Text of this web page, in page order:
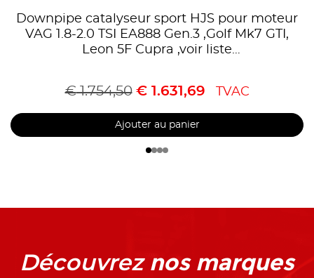
Downpipe catalyseur sport HJS pour moteur
VAG 1.8-2.0 TSI EA888 Gen.3 ,Golf Mk7 GTI,
Leon 5F Cupra ,voir liste
€1.754,50 €1.631,69 TVAC
Ajouter au panier
Découvrez nos marques